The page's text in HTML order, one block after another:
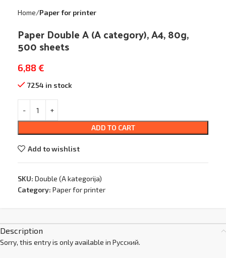
Home Paper for printer
Paper Double A (A category), A4, 80g,
500 sheets
6,88 €
7254 in stock
ADD TO CART
Add to wishlist
SKU: Double (A kategorija)
Category: Paper for printer
Description
Sorry, this entry is only available in Русский.